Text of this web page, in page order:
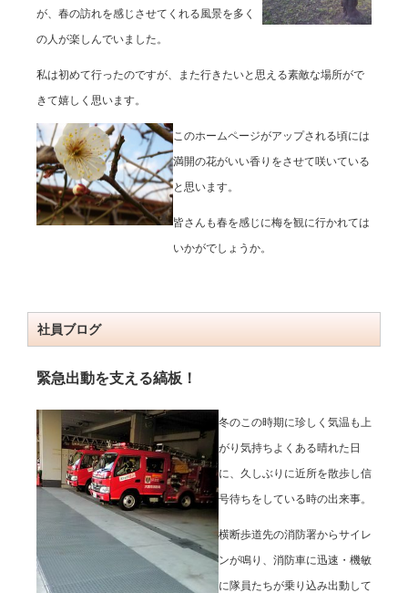
が、春の訪れを感じさせてくれる風景を多く
の人が楽しんでいました。
私は初めて行ったのですが、また行きたいと思える素敵な場所がで
きて嬉しく思います。
このホームページがアップされる頃には
満開の花がいい香りをさせて咲いている
と思います。
皆さんも春を感じに梅を観に行かれては
いかがでしょうか。
社員ブログ
緊急出動を支える縞板！
冬のこの時期に珍しく気温も上
がり気持ちよくある晴れた日
に、久しぶりに近所を散歩し信
号待ちをしている時の出来事。
横断歩道先の消防署からサイレ
ンが鳴り、消防車に迅速・機敏
に隊員たちが乗り込み出動して